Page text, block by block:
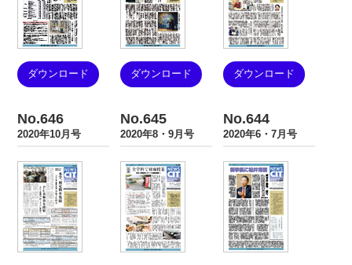
ダウンロード ダウンロード ダウンロード
No.646
2020年10月号
No.645
2020年8・9月号
No.644
2020年6・7月号